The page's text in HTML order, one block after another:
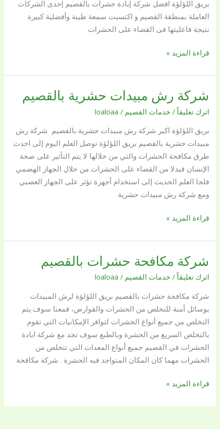
بريق اللؤلؤة افضل شركة إبادة حشرات بالقصيم إحدى الشركات
العاملة بمنطقة القصيم و اكتسبت سمعة طيبة وأفضلية كبيرة
نتيجة فاعليتها فى القضاء على الحشرات
حشرات
بالقصيم
قراءة المزيد »
شركة رش مبيدات حشرية بالقصيم
اترك تعليقاً / خدمات القصيم /
loaloaa
بريق اللؤلؤة اكبر شركة رش مبيدات حشرية بالقصيم شركة رش
مبيدات حشرية بالقصيم بريق اللؤلؤة توصل العلم اليوم إلى احدث
طرق مكافحة الحشرات والتي من خلالها لا يتم التأثير على صحة
الإنسان فبدلا من القضاء على الحشرات من خلال الجهاز الهضمي
فلجا العلم الحديث إلى استخدام أجهزة تؤثر على الجهاز العصبي
ومع شركة رش مبيدات حشرية
شركة
مبيدات
حشرية
بالقصيم
قراءة المزيد »
شركة مكافحة حشرات بالقصيم
اترك تعليقاً / خدمات القصيم /
loaloaa
شركة مكافحة حشرات بالقصيم بريق اللؤلؤة لرش المبيدات
بوسائل أمنة للتخلص من الحشرات والقوارض، فمعنا سوف يتم
التخلص من جميع أنواع الحشرات لتوافر الإمكانيات التي تقوم
بالتخلص السريع من الحشرة وبالطبع سوف تجد مع شركة ابادة
الحشرات في القصيم جميع أنواع المعدات التي تتخلص من
الحشرات مهما كان المكان المتواجد فيه الحشرة . شركة مكافحة
شركة
مكافحة
حشرات
بالقصيم
قراءة المزيد »